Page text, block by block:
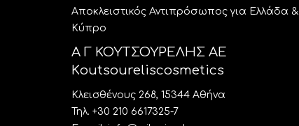
Aποκλειστικός Αντιπρόσωπος για Ελλάδα &
Κύπρο
Α Γ ΚΟΥΤΣΟΥΡΕΛΗΣ ΑΕ
Κoutsoureliscosmetics
Κλεισθένους 268, 15344 Αθήνα
Τηλ. +30 210 6617325-7